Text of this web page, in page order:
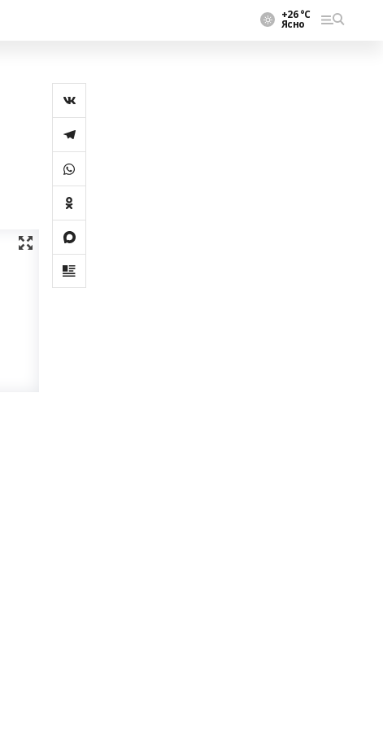
+26 °С
Ясно